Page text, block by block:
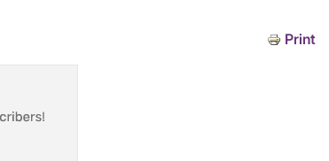
Print